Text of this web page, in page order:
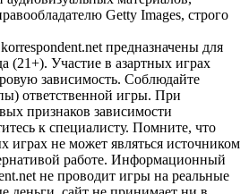
Getty Images, строго
предназначены для
(21+). Участие в азартных играх
зависимость. Соблюдайте
ответственной игры. При
признаков зависимости
к специалисту. Помните, что
играх не может являться источником
работе. Информационный
не проводит игры на реальные